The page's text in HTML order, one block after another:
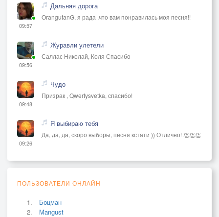
09:57
Дальняя дорога
OrangutanG, я рада ,что вам понравилась моя песня!!
09:56
Журавли улетели
Саллас Николай, Коля Спасибо
09:48
Чудо
Призрак , Qwertysvetka, спасибо!
09:26
Я выбираю тебя
Да, да, да, скоро выборы, песня кстати )) Отлично! 👏👏👏
ПОЛЬЗОВАТЕЛИ ОНЛАЙН
Боцман
Mangust